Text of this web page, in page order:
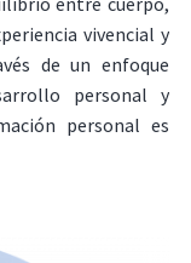
vivencial y
de un enfoque
personal y
personal es